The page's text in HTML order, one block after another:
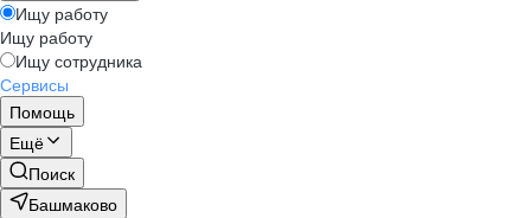
Ищу работу
Ищу работу
Ищу сотрудника
Сервисы
Помощь
Ещё
Поиск
Башмаково